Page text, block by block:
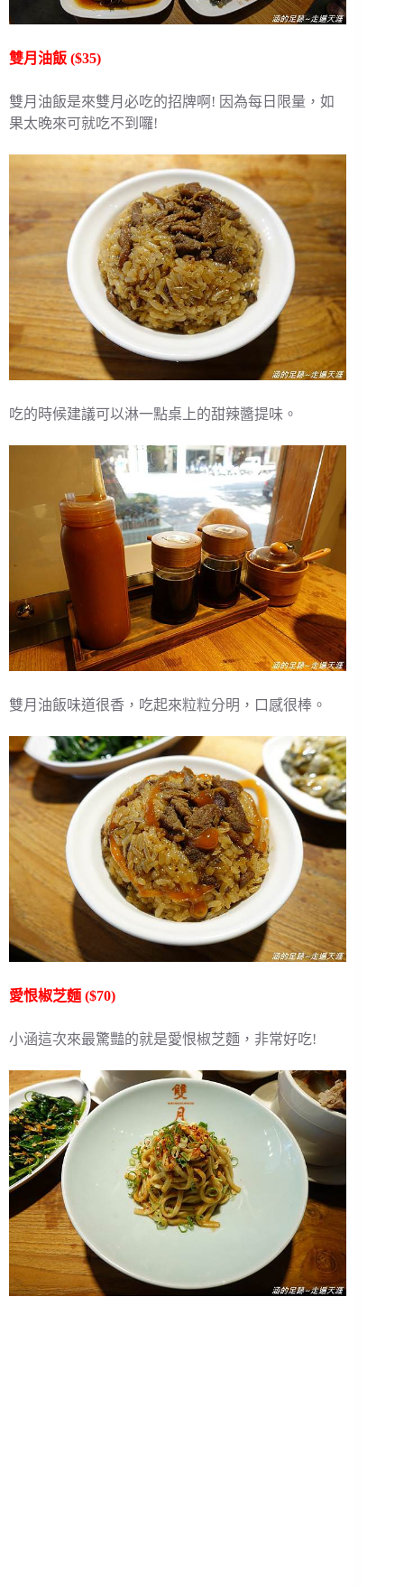
雙月油飯 ($35)
雙月油飯是來雙月必吃的招牌啊! 因為每日限量，如
果太晚來可就吃不到囉!
吃的時候建議可以淋一點桌上的甜辣醬提味。
雙月油飯味道很香，吃起來粒粒分明，口感很棒。
愛恨椒芝麵 ($70)
小涵這次來最驚豔的就是愛恨椒芝麵，非常好吃!